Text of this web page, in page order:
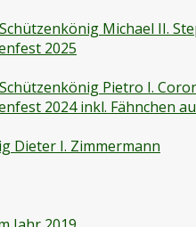
Michael II.
2025
Pietro I.
2024 inkl. Fähnchen
Dieter I. Zimmermann